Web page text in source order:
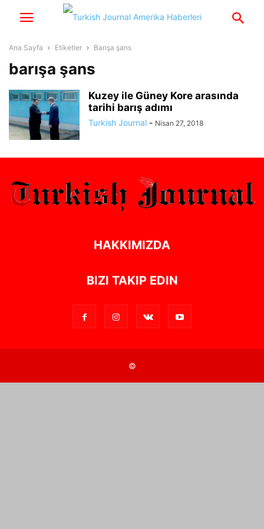
Ana Sayfa Etiketler Barışa şans
barışa şans
Kuzey ile Güney Kore arasında
tarihi barış adımı
Turkish Journal - Nisan 27, 2018
HAKKIMIZDA
BIZI TAKIP EDIN
©